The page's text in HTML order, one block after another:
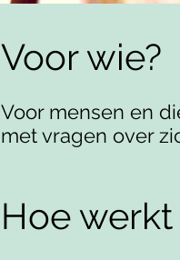
Voor wie?
Voor mensen en
met vragen over
Hoe werkt